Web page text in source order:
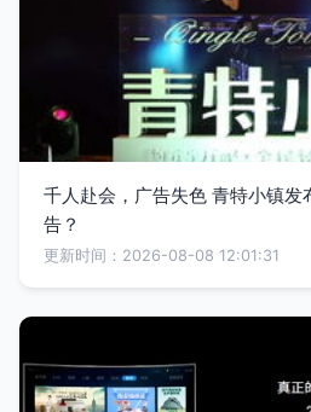
千人赴会，广告失色 青特小镇发
告？
更新时间：2026-08-08 12:01:31